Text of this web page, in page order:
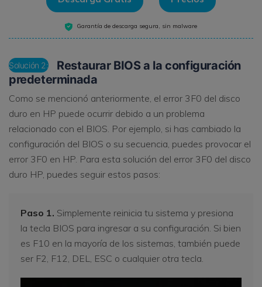
Garantía de descarga segura, sin malware
Solución 2:
Restaurar BIOS a la configuración
predeterminada
Como se mencionó anteriormente, el error 3F0 del disco
duro en HP puede ocurrir debido a un problema
relacionado con el BIOS. Por ejemplo, si has cambiado la
configuración del BIOS o su secuencia, puedes provocar el
error 3F0 en HP. Para esta solución del error 3F0 del disco
duro HP, puedes seguir estos pasos:
Paso 1. Simplemente reinicia tu sistema y presiona
la tecla BIOS para ingresar a su configuración. Si bien
es F10 en la mayoría de los sistemas, también puede
ser F2, F12, DEL, ESC o cualquier otra tecla.